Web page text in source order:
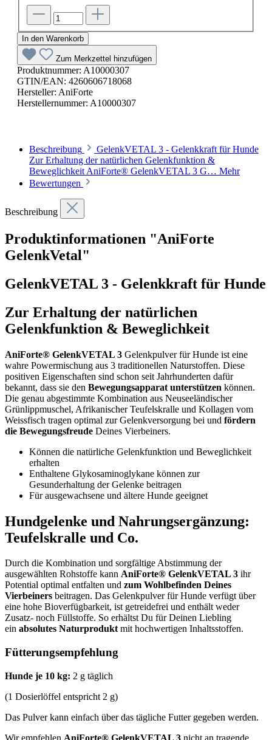
In den Warenkorb
Zum Merkzettel hinzufügen
Produktnummer: A10000307
GTIN/EAN: 4260606718068
Hersteller: AniForte
Herstellernummer: A10000307
Beschreibung
GelenkVETAL 3 - Gelenkkraft für Hunde
Zur Erhaltung der natürlichen Gelenkfunktion &
Beweglichkeit AniForte® GelenkVETAL 3 G… Mehr
Bewertungen
Beschreibung
Produktinformationen "AniForte
GelenkVetal"
GelenkVETAL 3 - Gelenkkraft für Hunde
Zur Erhaltung der natürlichen
Gelenkfunktion & Beweglichkeit
AniForte® GelenkVETAL 3 Gelenkpulver für Hunde ist eine
wahre Powermischung aus 3 traditionellen Naturstoffen. Diese
positiven Eigenschaften sind schon seit Jahrhunderten dafür
bekannt, dass sie den Bewegungsapparat unterstützen können.
Die genau abgestimmte Kombination aus Neuseeländischer
Grünlippmuschel, Afrikanischer Teufelskralle und Kollagen vom
Weissfisch tragen optimal zur Gelenkversorgung bei und fördern
die Bewegungsfreude Deines Vierbeiners.
Können die natürliche Gelenkfunktion und Beweglichkeit
erhalten
Enthaltene Glykosaminoglykane können zur
Gesunderhaltung der Gelenke beitragen
Für ausgewachsene und ältere Hunde geeignet
Hundgelenke und Nahrungsergänzung:
Teufelskralle und Co.
Durch die Kombination und sorgfältige Abstimmung der
ausgewählten Rohstoffe kann AniForte® GelenkVETAL 3 ihr
Potential optimal entfalten und zum Wohlbefinden Deines
Vierbeiners beitragen. Das Gelenkpulver für Hunde verfügt über
eine hohe Bioverfügbarkeit, ist getreidefrei und enthält weder
Zusatz- noch Füllstoffe. So erhältst Du für Deinen Liebling
ein absolutes Naturproduktmit hochwertigen Inhaltsstoffen.
Fütterungsempfehlung
Hunde je 10 kg: 2 g täglich
(1 Dosierlöffel entspricht 2 g)
Das Pulver kann einfach über das tägliche Futter gegeben werden.
Wir empfehlen AniForte® GelenkVETAL 3 nicht an tragende